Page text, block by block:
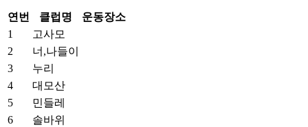
연번 클럽명
운동장소
1
고사모
2
너,나들이
3
누리
4
대모산
5
민들레
6
솔바위